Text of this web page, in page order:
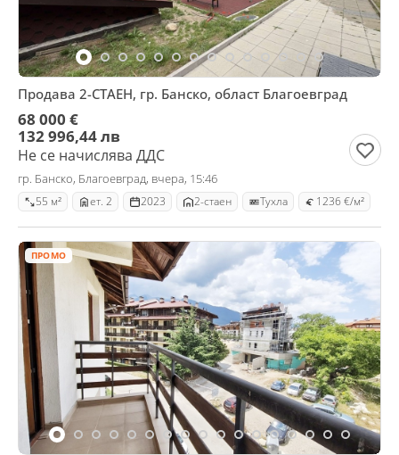
Продава 2-СТАЕН, гр. Банско, област Благоевград
68 000 €
132 996,44 лв
Не се начислява ДДС
гр. Банско, Благоевград, вчера, 15:46
55 м² ет. 2 2023 2-стаен Тухла 1236 €/м²
ПРОМО